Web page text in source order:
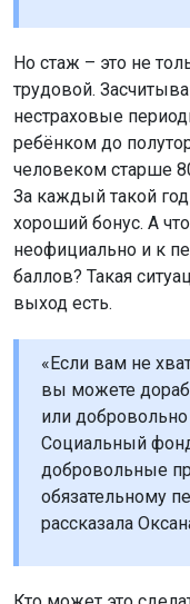
Но стаж – это не
трудовой.
нестраховые
ребёнком до
человеком старше
За каждый такой
хороший бонус. А
неофициально и к
баллов? Такая
выход есть.
«Если вам не
вы можете
или
Социальный
добровольные
обязательному
рассказала